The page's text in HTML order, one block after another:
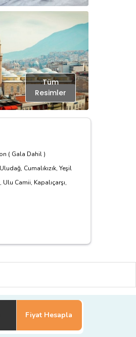
Tüm
Resimler
( Gala Dahil )
Cumalıkızık, Yeşil
Camii, Kapalıçarşı,
Fiyat Hesapla